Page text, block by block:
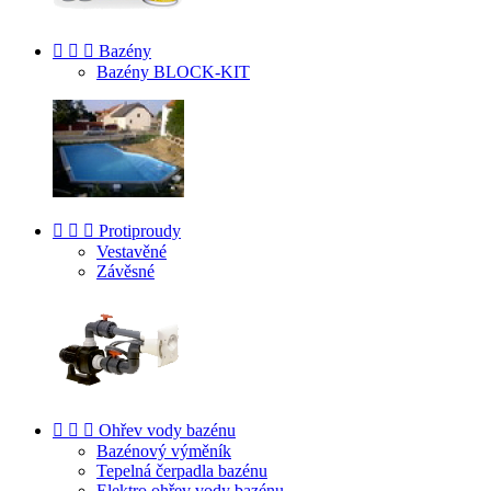
   Bazény
Bazény BLOCK-KIT
   Protiproudy
Vestavěné
Závěsné
   Ohřev vody bazénu
Bazénový výměník
Tepelná čerpadla bazénu